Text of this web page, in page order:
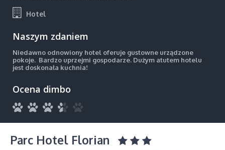
Hotel
Naszym zdaniem
Niedawno odnowiony hotel oferuje gustowne urządzone
pokoje. Bardzo uprzejmi gospodarze. Dużym atutem hotelu
jest doskonała kuchnia!
Ocena dimbo
Parc Hotel Florian